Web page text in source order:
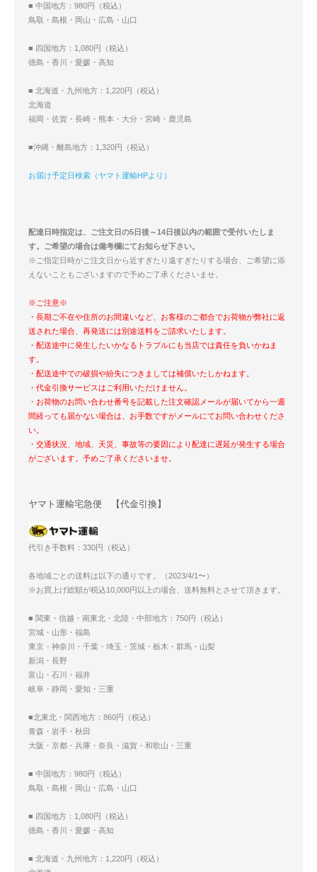
■ 中国地方：980円（税込）
鳥取・島根・岡山・広島・山口
■ 四国地方：1,080円（税込）
徳島・香川・愛媛・高知
■ 北海道・九州地方：1,220円（税込）
北海道
福岡・佐賀・長崎・熊本・大分・宮崎・鹿児島
■沖縄・離島地方：1,320円（税込）
お届け予定日検索（ヤマト運輸HPより）
配達日時指定は、ご注文日の5日後～14日後以内の範囲で受付いたしま
す。ご希望の場合は備考欄にてお知らせ下さい。
※ご指定日時がご注文日から近すぎたり遠すぎたりする場合、ご希望に添
えないこともございますので予めご了承くださいませ。
※ご注意※
・長期ご不在や住所のお間違いなど、お客様のご都合でお荷物が弊社に返
送された場合、再発送には別途送料をご請求いたします。
・配送途中に発生したいかなるトラブルにも当店では責任を負いかねま
す。
・配送途中での破損や紛失につきましては補償いたしかねます。
・代金引換サービスはご利用いただけません。
・お荷物のお問い合わせ番号を記載した注文確認メールが届いてから一週
間経っても届かない場合は、お手数ですがメールにてお問い合わせくださ
い。
・交通状況、地域、天災、事故等の要因により配達に遅延が発生する場合
がございます。予めご了承くださいませ。
ヤマト運輸宅急便 【代金引換】
代引き手数料：330円（税込）
各地域ごとの送料は以下の通りです。（2023/4/1〜）
※お買上げ総額が税込10,000円以上の場合、送料無料とさせて頂きます。
■ 関東・信越・南東北・北陸・中部地方：750円（税込）
宮城・山形・福島
東京・神奈川・千葉・埼玉・茨城・栃木・群馬・山梨
新潟・長野
富山・石川・福井
岐阜・静岡・愛知・三重
■北東北・関西地方：860円（税込）
青森・岩手・秋田
大阪・京都・兵庫・奈良・滋賀・和歌山・三重
■ 中国地方：980円（税込）
鳥取・島根・岡山・広島・山口
■ 四国地方：1,080円（税込）
徳島・香川・愛媛・高知
■ 北海道・九州地方：1,220円（税込）